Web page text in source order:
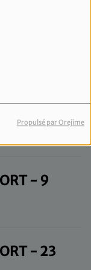
Propulsé par Orejime
- 11
- 20
- 9
- 23